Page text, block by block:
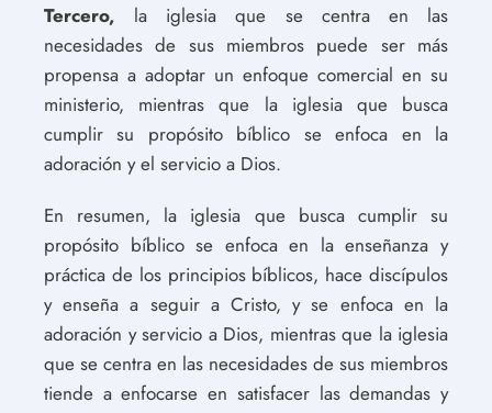
Tercero, la iglesia que se centra en las
necesidades de sus miembros puede ser más
propensa a adoptar un enfoque comercial en su
ministerio, mientras que la iglesia que busca
cumplir su propósito bíblico se enfoca en la
adoración y el servicio a Dios.
En resumen, la iglesia que busca cumplir su
propósito bíblico se enfoca en la enseñanza y
práctica de los principios bíblicos, hace discípulos
y enseña a seguir a Cristo, y se enfoca en la
adoración y servicio a Dios, mientras que la iglesia
que se centra en las necesidades de sus miembros
tiende a enfocarse en satisfacer las demandas y